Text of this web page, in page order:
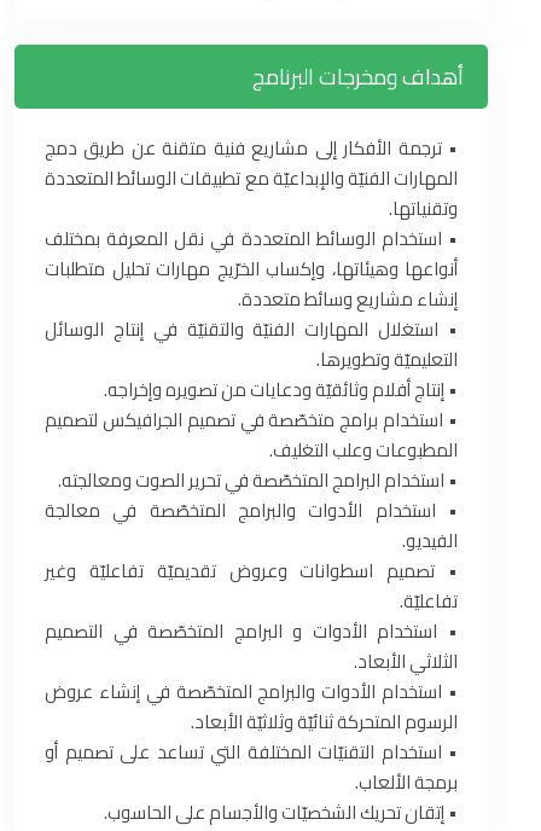
أهداف ومخرجات البرنامج
‏•‏ ترجمة الأفكار إلى مشاريع فنية متقنة عن طريق دمج
المهارات الفنيّة والإبداعيّة مع تطبيقات الوسائط المتعددة
وتقنياتها‎.‎
‏•‏ استخدام الوسائط المتعددة في نقل المعرفة بمختلف
أنواعها وهيئاتها، وإكساب الخرّيج مهارات تحليل متطلبات
إنشاء مشاريع ‏وسائط متعددة‎.‎
‏•‏ استغلال المهارات الفنيّة والتقنيّة في إنتاج الوسائل
التعليميّة وتطويرها‎.‎
‏•‏ إنتاج أفلام وثائقيّة ودعايات من تصويره وإخراجه‎.‎
‏•‏ استخدام برامج متخصّصة في تصميم الجرافيكس لتصميم
المطبوعات وعلب التغليف‎.‎
‏•‏ استخدام البرامج المتخصّصة في تحرير الصوت ومعالجته‎.‎
‏•‏ استخدام الأدوات والبرامج المتخصّصة في معالجة
الفيديو‎.‎
‏•‏ تصميم اسطوانات وعروض تقديميّة تفاعليّة وغير
تفاعليّة‎.‎
‏•‏ استخدام الأدوات و البرامج المتخصّصة في التصميم
الثلاثي الأبعاد‎.‎
‏•‏ استخدام الأدوات والبرامج المتخصّصة في إنشاء عروض
الرسوم المتحركة ثنائيّة وثلاثيّة الأبعاد‎.‎
‏•‏ استخدام التقنيّات المختلفة التي تساعد على تصميم أو
برمجة الألعاب‎.‎
‏•‏ إتقان تحريك الشخصيّات والأجسام على الحاسوب‎.‎